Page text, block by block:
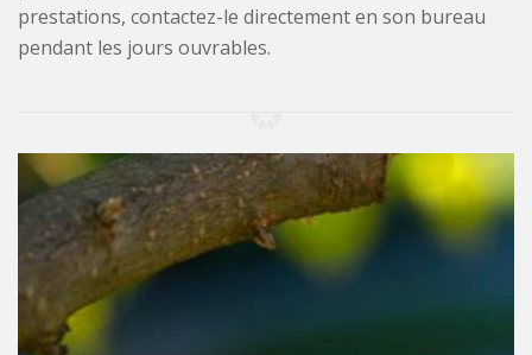
prestations, contactez-le directement en son bureau
pendant les jours ouvrables.